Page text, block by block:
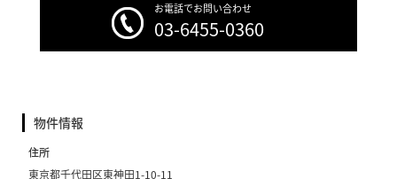
お電話でお問い合わせ
03-6455-0360
物件情報
住所
東京都千代田区東神田1-10-11